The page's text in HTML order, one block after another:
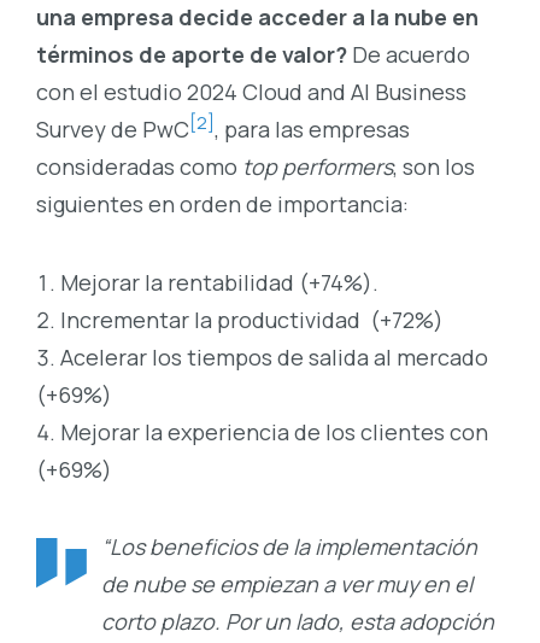
una empresa decide acceder a la nube en
términos de aporte de valor? De acuerdo
con el estudio 2024 Cloud and AI Business
Survey de PwC[2], para las empresas
consideradas como top performers, son los
siguientes en orden de importancia:
Mejorar la rentabilidad (+74%).
Incrementar la productividad (+72%)
Acelerar los tiempos de salida al mercado
(+69%)
Mejorar la experiencia de los clientes con
(+69%)
“Los beneficios de la implementación
de nube se empiezan a ver muy en el
corto plazo. Por un lado, esta adopción